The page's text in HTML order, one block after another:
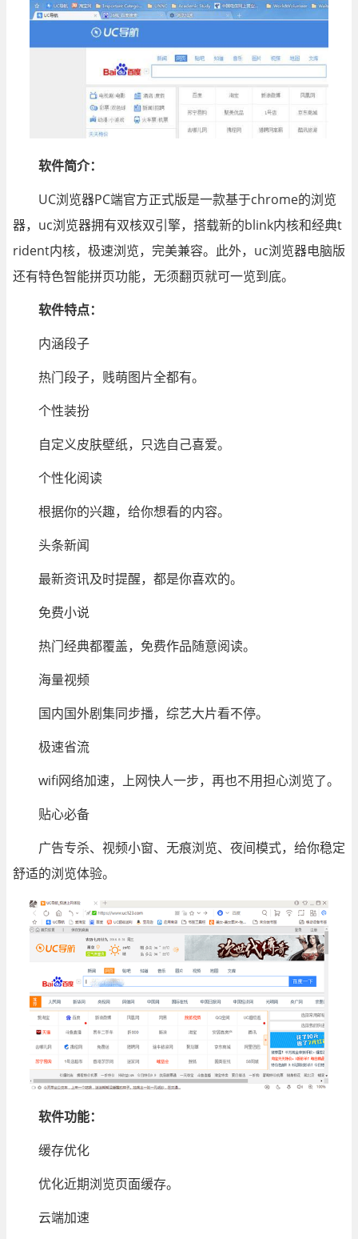
软件简介：
UC浏览器PC端官方正式版是一款基于chrome的浏览
器，uc浏览器拥有双核双引擎，搭载新的blink内核和经典t
rident内核，极速浏览，完美兼容。此外，uc浏览器电脑版
还有特色智能拼页功能，无须翻页就可一览到底。
软件特点：
内涵段子
热门段子，贱萌图片全都有。
个性装扮
自定义皮肤壁纸，只选自己喜爱。
个性化阅读
根据你的兴趣，给你想看的内容。
头条新闻
最新资讯及时提醒，都是你喜欢的。
免费小说
热门经典都覆盖，免费作品随意阅读。
海量视频
国内国外剧集同步播，综艺大片看不停。
极速省流
wifi网络加速，上网快人一步，再也不用担心浏览了。
贴心必备
广告专杀、视频小窗、无痕浏览、夜间模式，给你稳定
舒适的浏览体验。
软件功能：
缓存优化
优化近期浏览页面缓存。
云端加速